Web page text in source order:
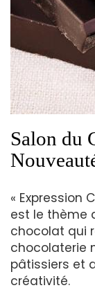
Salon du
« Expression
est le thème
chocolat qui
chocolaterie
pâtissiers et
créativité.